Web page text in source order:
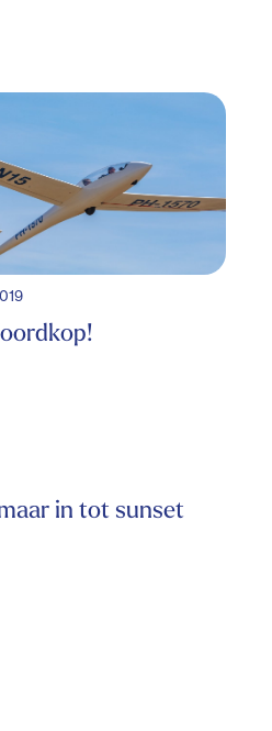
in tot sunset